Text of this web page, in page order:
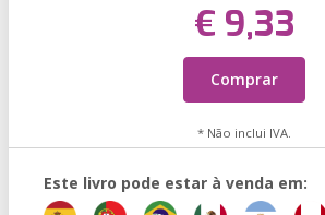
€ 9,33
Comprar
* Não inclui IVA.
Este livro pode estar à venda em: